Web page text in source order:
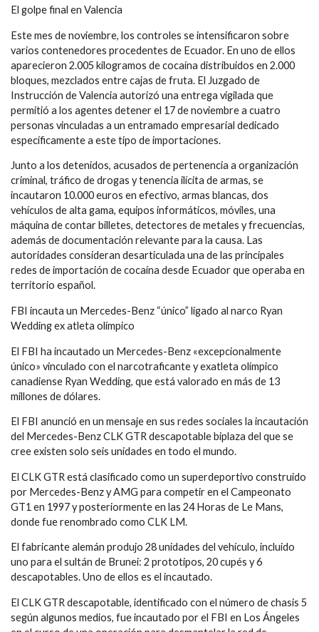
El golpe final en Valencia
Este mes de noviembre, los controles se intensificaron sobre
varios contenedores procedentes de Ecuador. En uno de ellos
aparecieron 2.005 kilogramos de cocaína distribuidos en 2.000
bloques, mezclados entre cajas de fruta. El Juzgado de
Instrucción de Valencia autorizó una entrega vigilada que
permitió a los agentes detener el 17 de noviembre a cuatro
personas vinculadas a un entramado empresarial dedicado
específicamente a este tipo de importaciones.
Junto a los detenidos, acusados de pertenencia a organización
criminal, tráfico de drogas y tenencia ilícita de armas, se
incautaron 10.000 euros en efectivo, armas blancas, dos
vehículos de alta gama, equipos informáticos, móviles, una
máquina de contar billetes, detectores de metales y frecuencias,
además de documentación relevante para la causa. Las
autoridades consideran desarticulada una de las principales
redes de importación de cocaína desde Ecuador que operaba en
territorio español.
FBI incauta un Mercedes-Benz “único” ligado al narco Ryan
Wedding ex atleta olímpico
El FBI ha incautado un Mercedes-Benz «excepcionalmente
único» vinculado con el narcotraficante y exatleta olímpico
canadiense Ryan Wedding, que está valorado en más de 13
millones de dólares.
El FBI anunció en un mensaje en sus redes sociales la incautación
del Mercedes-Benz CLK GTR descapotable biplaza del que se
cree existen solo seis unidades en todo el mundo.
El CLK GTR está clasificado como un superdeportivo construido
por Mercedes-Benz y AMG para competir en el Campeonato
GT1 en 1997 y posteriormente en las 24 Horas de Le Mans,
donde fue renombrado como CLK LM.
El fabricante alemán produjo 28 unidades del vehículo, incluido
uno para el sultán de Brunei: 2 prototipos, 20 cupés y 6
descapotables. Uno de ellos es el incautado.
El CLK GTR descapotable, identificado con el número de chasis 5
según algunos medios, fue incautado por el FBI en Los Ángeles